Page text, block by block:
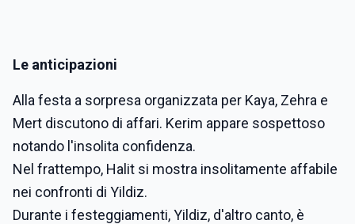
Le anticipazioni
Alla festa a sorpresa organizzata per Kaya, Zehra e
Mert discutono di affari. Kerim appare sospettoso
notando l'insolita confidenza.
Nel frattempo, Halit si mostra insolitamente affabile
nei confronti di Yildiz.
Durante i festeggiamenti, Yildiz, d'altro canto, è